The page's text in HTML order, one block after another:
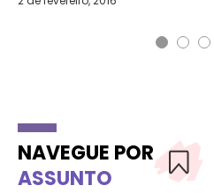
NAVEGUE POR
ASSUNTO